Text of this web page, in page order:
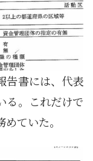
告書には、代表
る。これだけで
ていた。